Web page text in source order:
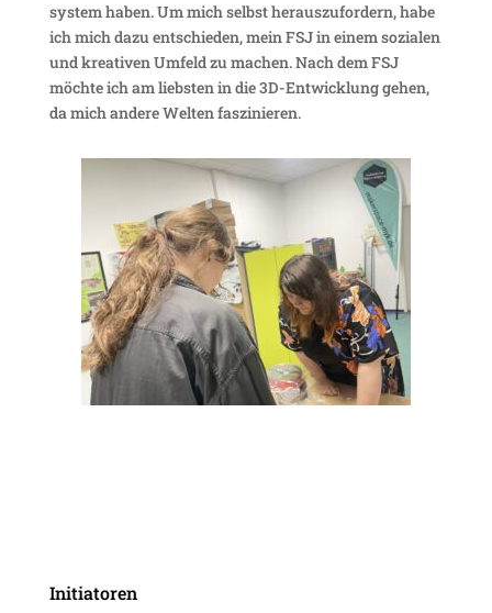
system haben. Um mich selbst heraus­zu­for­dern, habe
ich mich dazu entschieden, mein FSJ in einem sozialen
und krea­tiven Umfeld zu machen. Nach dem FSJ
möchte ich am liebsten in die 3D-Entwick­lung gehen,
da mich andere Welten faszinieren.
Initia­toren